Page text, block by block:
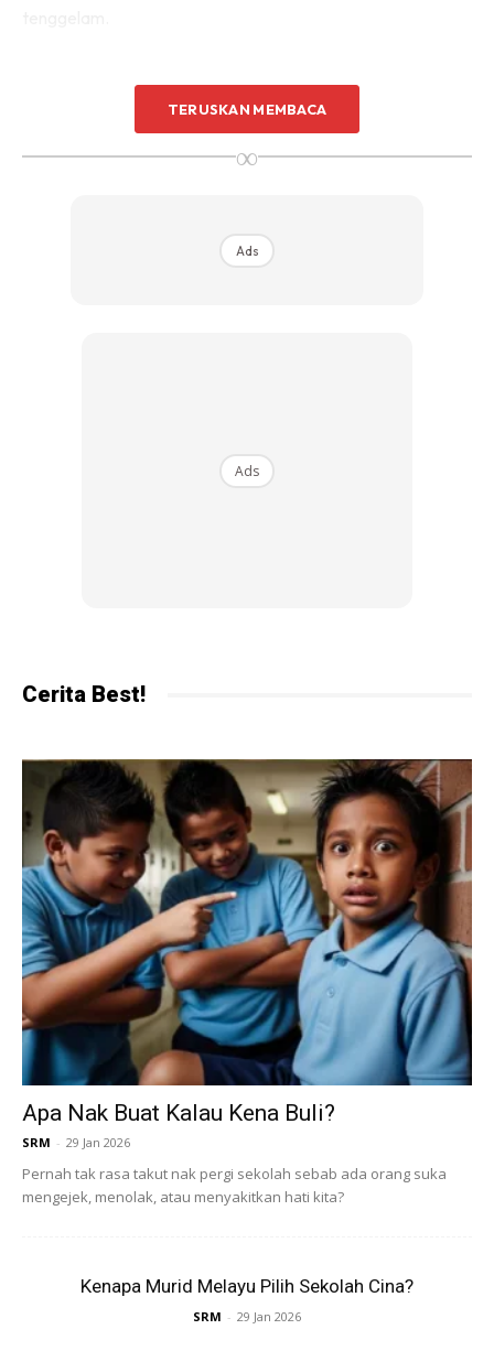
itulah ramai guru renang suka sangat aktiviti berenang untuk
berenang, mood jadi lebih ceria dan kurang stress. Kadang-
Ads
TERUSKAN MEMBACA
∞
Ads
Ads
Cerita Best!
Apa Nak Buat Kalau Kena Buli?
SRM - 29 Jan 2026
Pernah tak rasa takut nak pergi sekolah sebab ada orang suka
mengejek, menolak, atau menyakitkan hati kita?
Kenapa Murid Melayu Pilih Sekolah Cina?
SRM - 29 Jan 2026